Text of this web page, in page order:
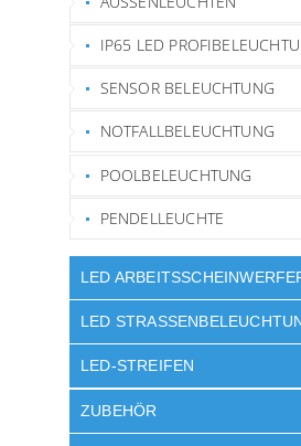
IP65 LED
SENSOR BELEUCHTUNG
NOTFALLBELEUCHTUNG
POOLBELEUCHTUNG
PENDELLEUCHTE
LED
LED
LED-STREIFEN
ZUBEHÖR